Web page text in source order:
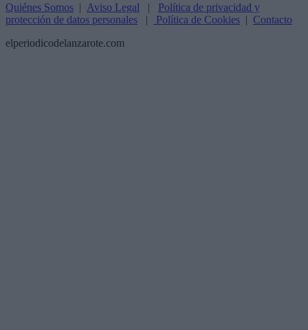
Quiénes Somos | Aviso Legal | Política de privacidad y
protección de datos personales | Política de Cookies | Contacto
elperiodicodelanzarote.com